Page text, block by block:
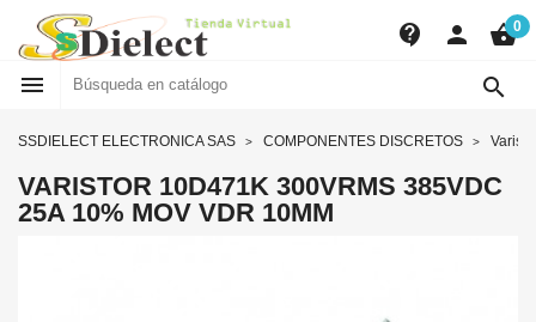
contact_support person shopping_basket0
 
SSDIELECT ELECTRONICA SAS COMPONENTES DISCRETOS
VARISTOR 10D471K 300VRMS 385VDC
25A 10% MOV VDR 10MM